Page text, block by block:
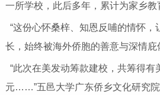
一所学校，此后多年，累计为家乡教
“这份心怀桑梓、知恩反哺的情怀
长，始终被海外侨胞的善意与深情庇
“此次在美发动筹款建校，共筹得有
元……”五邑大学广东侨乡文化研究